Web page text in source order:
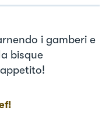
i gamberi e
bisque